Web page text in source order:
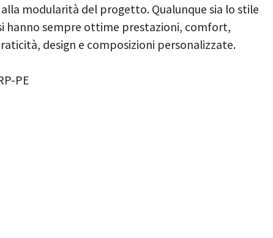
modularità del progetto. Qualunque sia lo stile
hanno sempre ottime prestazioni, comfort,
design e composizioni personalizzate.
PE